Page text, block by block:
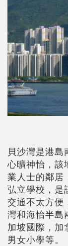
貝沙灣是港島
心曠神怡，該
業人士的鄰居
弘立學校，是
交通不太方便
灣和海怡半島
加坡國際，加
男女小學等。